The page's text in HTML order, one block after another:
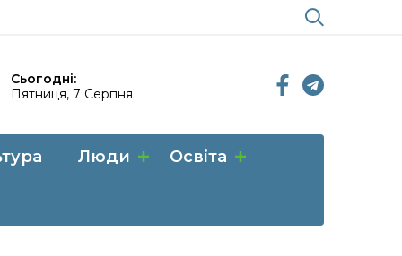
Сьогодні:
Пятниця, 7 Серпня
Люди Освіта